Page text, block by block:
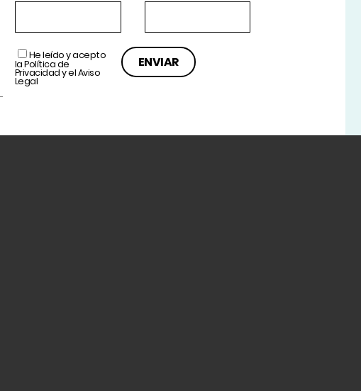
He leído y acepto
laPolítica de
Privacidady elAviso
Legal